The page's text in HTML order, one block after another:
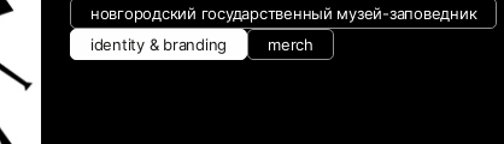
новгородский государственный музей-заповедник
identity & branding
merch